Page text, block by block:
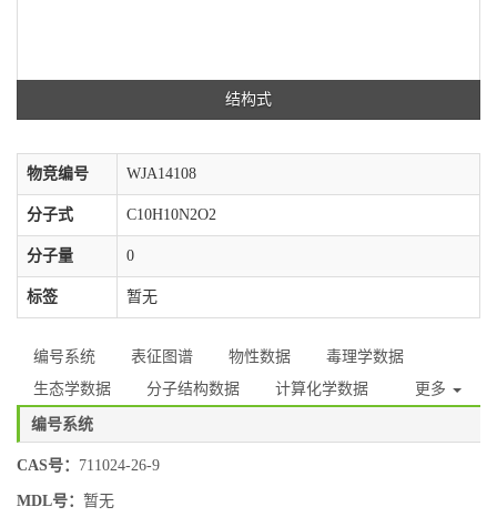
结构式
物竞编号 WJA14108
分子式 C10H10N2O2
分子量 0
标签 暂无
编号系统 表征图谱 物性数据
毒理学数据
生态学数据
分子结构数据 计算化学数据 更多
编号系统
CAS号： 711024-26-9
MDL号： 暂无